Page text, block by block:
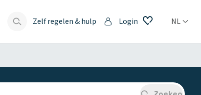
Zelf regelen & hulp Login NL